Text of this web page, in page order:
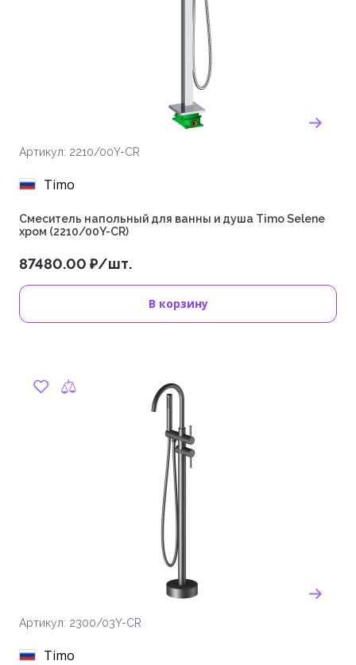
Артикул: 2210/00Y-CR
Timo
Смеситель напольный для ванны и душа Timo Selene
хром (2210/00Y-CR)
87480.00 ₽/шт.
В корзину
Артикул: 2300/03Y-CR
Timo